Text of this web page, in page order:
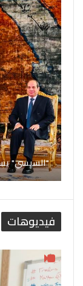
"السيسي"
فيديوهات